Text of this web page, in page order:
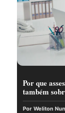
Por que
também
Por Weliton